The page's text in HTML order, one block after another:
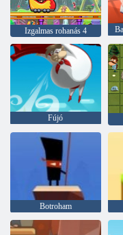
Izgalmas rohanás 4
Fújó
Botroham